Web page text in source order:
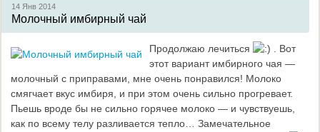
14 Янв2014
Молочный имбирный чай
Продолжаю лечиться
. Вот
этот вариант имбирного чая —
молочный с приправами, мне очень понравился! Молоко
смягчает вкус имбиря, и при этом очень сильно прогревает.
Пьешь вроде бы не сильно горячее молоко — и чувствуешь,
как по всему телу разливается тепло… Замечательное